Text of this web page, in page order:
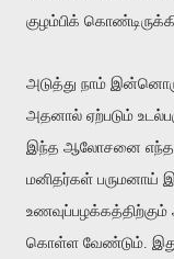
குழம்பிக்
அடுத்து நாம்
அதனால் ஏற்படும்
இந்த ஆலோசனை எந்த
மனிதர்கள் பருமனாய்
உணவுப்பழக்கத்திற்கும்
கொள்ள வேண்டும். இது